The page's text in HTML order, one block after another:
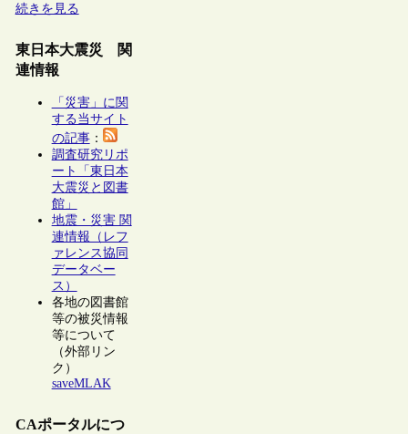
続きを見る
東日本大震災 関
連情報
「災害」に関
する当サイト
の記事：
調査研究リポ
ート「東日本
大震災と図書
館」
地震・災害 関
連情報（レフ
ァレンス協同
データベー
ス）
各地の図書館
等の被災情報
等について
（外部リン
ク）
saveMLAK
CAポータルにつ